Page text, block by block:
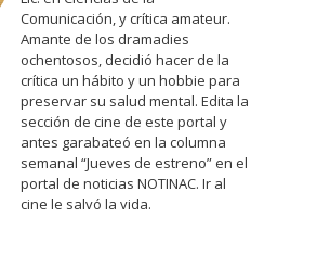
Comunicación, y crítica amateur.
Amante de los dramadies
ochentosos, decidió hacer de la
crítica un hábito y un hobbie para
preservar su salud mental. Edita la
sección de cine de este portal y
antes garabateó en la columna
semanal “Jueves de estreno” en el
portal de noticias NOTINAC. Ir al
cine le salvó la vida.